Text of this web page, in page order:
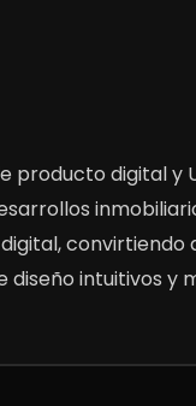
digital y
convirtiendo
diseño intuitivos y